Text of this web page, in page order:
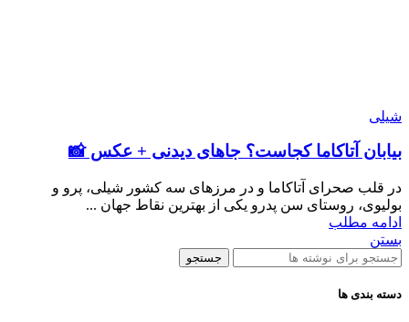
شیلی
بیابان آتاکاما کجاست؟ جاهای دیدنی + عکس 📸
در قلب صحرای آتاکاما و در مرزهای سه کشور شیلی، پرو و
بولیوی، روستای سن پدرو یکی از بهترین نقاط جهان ...
ادامه مطلب
بستن
جستجو
دسته بندی ها